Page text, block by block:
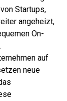
Startups,
angeheizt,
On-
auf
neue